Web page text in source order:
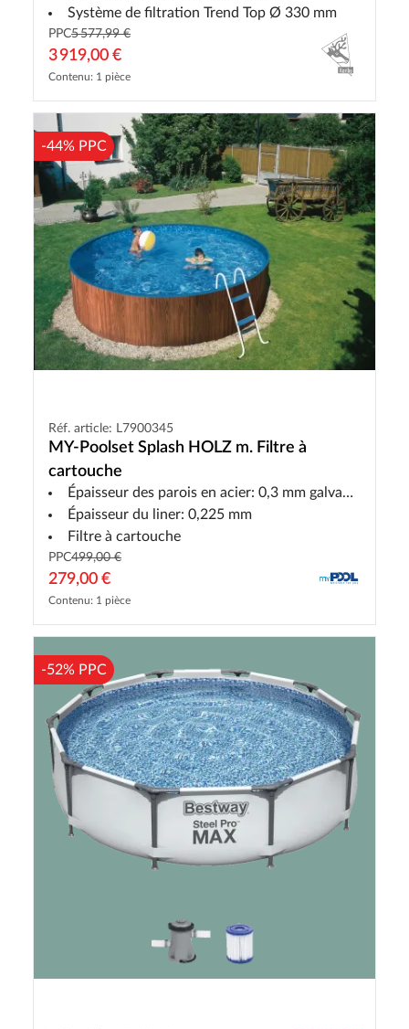
Système de filtration Trend Top Ø 330 mm
PPC5 577,99 €
3 919,00 €
Contenu: 1 pièce
-44% PPC
Réf. article: L7900345
MY-Poolset Splash HOLZ m. Filtre à
cartouche
Épaisseur des parois en acier: 0,3 mm galvanisé et peint en aspect bois
Épaisseur du liner: 0,225 mm
Filtre à cartouche
PPC499,00 €
279,00 €
Contenu: 1 pièce
-52% PPC